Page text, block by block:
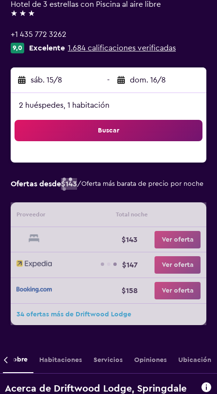
Hotel de 3 estrellas con Piscina al aire libre
3 estrellas
+1 435 772 3262
9,0 Excelente 1.684 calificaciones verificadas
sáb. 15/8 - dom. 16/8
2 huéspedes, 1 habitación
Buscar
Ofertas desde$143/Oferta más barata de precio por noche
Proveedor Total noche
$143 Ver oferta
$147 Ver oferta
$158 Ver oferta
34 ofertas más de Driftwood Lodge
Sobre Habitaciones Servicios Opiniones Ubicación
Acerca de Driftwood Lodge, Springdale